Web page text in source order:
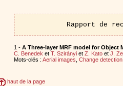
Rapport de
1 - A Three-layer MRF model for Object
C. Benedek et T. Szirányiet Z. Katoet J.
Mots-clés : Aerial images Change detection,
haut de la page